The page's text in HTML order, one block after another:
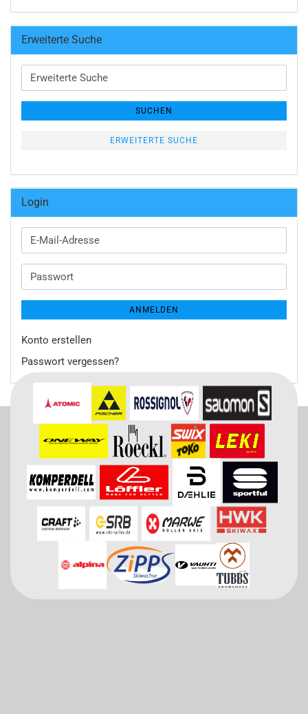
Erweiterte Suche
Erweiterte
Suche
SUCHEN
ERWEITERTE SUCHE
Login
E-
Mail-
Passwort
ANMELDEN
Konto erstellen
Passwort vergessen?